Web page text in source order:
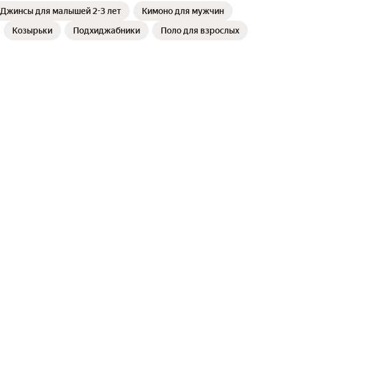
Джинсы для малышей 2-3 лет
Кимоно для мужчин
Козырьки Подхиджабники
Поло для взрослых